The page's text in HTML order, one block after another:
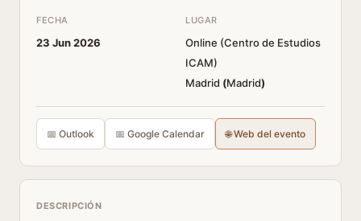
FECHA
23 Jun 2026
LUGAR
Online (Centro de Estudios
ICAM)
Madrid (Madrid)
📅 Outlook 📅 Google Calendar 🌐 Web del evento
DESCRIPCIÓN